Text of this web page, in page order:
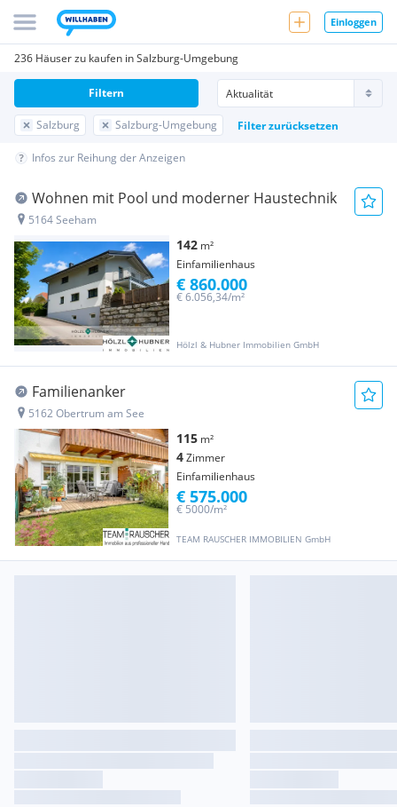
Einloggen
236 Häuser zu kaufen in Salzburg-Umgebung
Salzburg Salzburg-Umgebung Filter zurücksetzen
Filtern
Infos zur Reihung der Anzeigen
Wohnen mit Pool und moderner Haustechnik
5164 Seeham
142 m²
Einfamilienhaus
Hölzl & Hubner Immobilien GmbH
€ 6.056,34/m²
€ 860.000
Familienanker
5162 Obertrum am See
115 m²
4Zimmer
Einfamilienhaus
TEAM RAUSCHER IMMOBILIEN GmbH
€ 5000/m²
€ 575.000